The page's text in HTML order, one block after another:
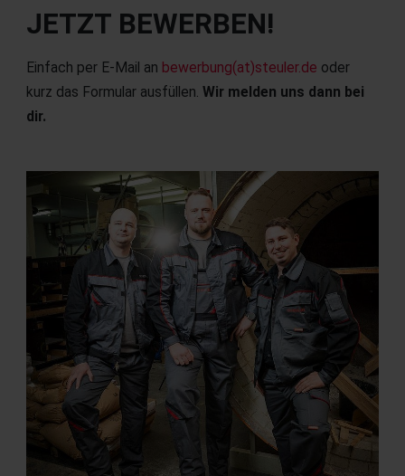
JETZT BEWERBEN!
Einfach per E-Mail an bewerbung(at)steuler.de oder
kurz das Formular ausfüllen. Wir melden uns dann bei
dir.